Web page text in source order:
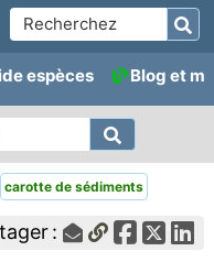
espèces Blog et
carotte de sédiments
: